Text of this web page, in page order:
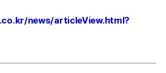
news/articleView.html?